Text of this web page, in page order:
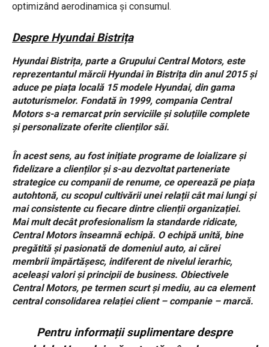
optimizând aerodinamica şi consumul.
Despre Hyundai Bistrița
Hyundai Bistrița, parte a Grupului Central Motors, este
reprezentantul mărcii Hyundai în Bistrița din anul 2015 și
aduce pe piața locală 15 modele Hyundai, din gama
autoturismelor. Fondată în 1999, compania Central
Motors s-a remarcat prin serviciile și soluțiile complete
și personalizate oferite clienților săi.
În acest sens, au fost inițiate programe de loializare și
fidelizare a clienților și s-au dezvoltat parteneriate
strategice cu companii de renume, ce operează pe piața
autohtonă, cu scopul cultivării unei relații cât mai lungi și
mai consistente cu fiecare dintre clienții organizației.
Mai mult decât profesionalism la standarde ridicate,
Central Motors înseamnă echipă. O echipă unită, bine
pregătită și pasionată de domeniul auto, ai cărei
membrii împărtășesc, indiferent de nivelul ierarhic,
aceleași valori și principii de business. Obiectivele
Central Motors, pe termen scurt și mediu, au ca element
central consolidarea relației client – companie – marcă.
Pentru informații suplimentare despre